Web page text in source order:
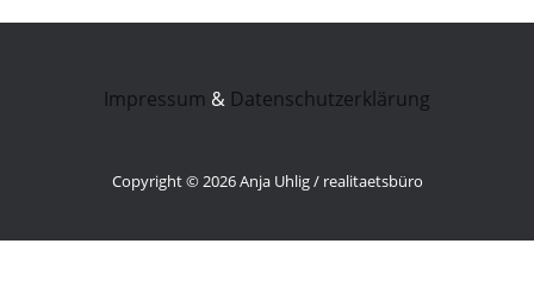
Impressum & Datenschutzerklärung
Copyright © 2026 Anja Uhlig / realitaetsbüro